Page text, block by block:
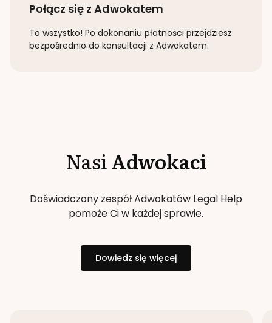
Połącz się z Adwokatem
To wszystko! Po dokonaniu płatności przejdziesz
bezpośrednio do konsultacji z Adwokatem.
NasiAdwokaci
Doświadczony zespół Adwokatów Legal Help
pomoże Ci w każdej sprawie.
Dowiedz się więcej